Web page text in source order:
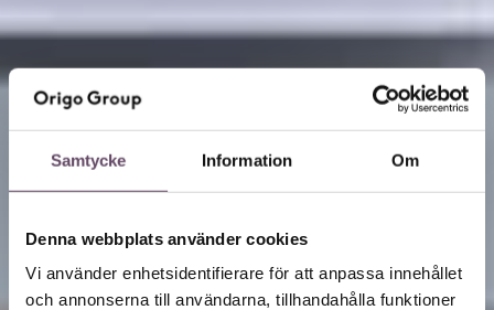
Samtycke Information Om
Denna webbplats använder cookies
Vi använder enhetsidentifierare för att anpassa innehållet
och annonserna till användarna, tillhandahålla funktioner